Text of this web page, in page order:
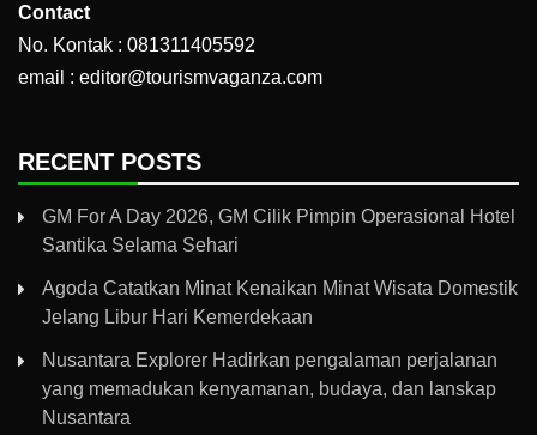
Contact
No. Kontak : 081311405592
email : editor@tourismvaganza.com
RECENT POSTS
GM For A Day 2026, GM Cilik Pimpin Operasional Hotel
Santika Selama Sehari
Agoda Catatkan Minat Kenaikan Minat Wisata Domestik
Jelang Libur Hari Kemerdekaan
Nusantara Explorer Hadirkan pengalaman perjalanan
yang memadukan kenyamanan, budaya, dan lanskap
Nusantara